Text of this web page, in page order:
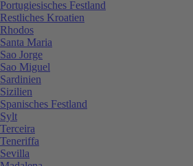
Portugiesisches Festland
Restliches Kroatien
Rhodos
Santa Maria
Sao Jorge
Sao Miguel
Sardinien
Sizilien
Spanisches Festland
Sylt
Terceira
Teneriffa
Sevilla